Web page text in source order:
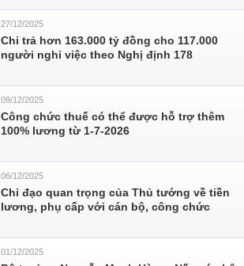
27/12/2025
Chi trả hơn 163.000 tỷ đồng cho 117.000
người nghỉ việc theo Nghị định 178
09/12/2025
Công chức thuế có thể được hỗ trợ thêm
100% lương từ 1-7-2026
06/12/2025
Chỉ đạo quan trọng của Thủ tướng về tiền
lương, phụ cấp với cán bộ, công chức
01/12/2025